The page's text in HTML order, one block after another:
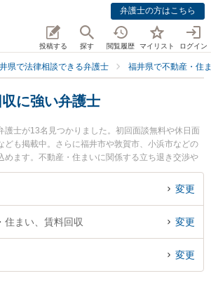
弁護士の方はこちら
投稿する 探す 閲覧履歴 マイリスト ログイン
県で法律相談できる弁護士 福井県で不動産・住
に強い弁護士
護士が13名見つかりました。初回面談無料や休日面
ども掲載中。さらに福井市や敦賀市、小浜市などの
めます。不動産・住まいに関係する立ち退き交渉や
等の細かな分野での絞り込み検索もでき便利です。
野 哲弁護士や剱法律事務所の宮本 崇史弁護士、弁護
士に相談したい』『賃料回収のトラブル解決の実績
したい』『初回相談無料で賃料回収を法律相談でき
予約したい』などでお困りの相談者さんにおすすめ
変更
住まい、賃料回収 変更
変更